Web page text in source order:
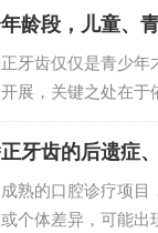
龄段，儿童、
牙齿仅仅是青少
展，关键之处在
年纪一般和颌骨
牙齿的后遗症
熟的口腔诊疗项
个体差异，可能